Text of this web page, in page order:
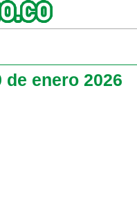
enero 2026